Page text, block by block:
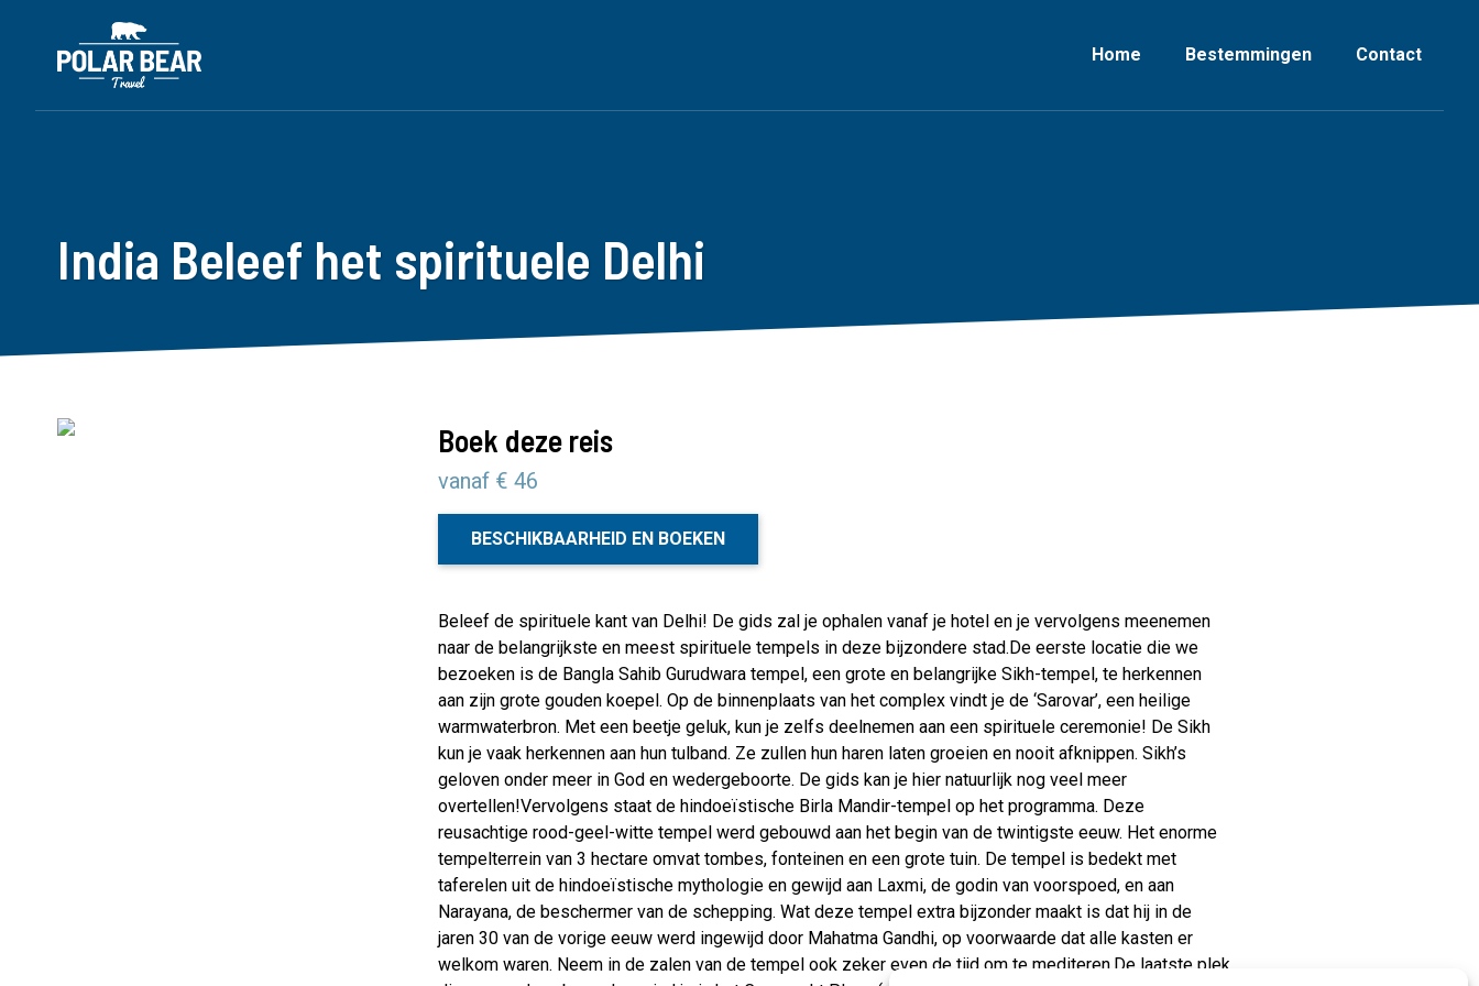
Home Bestemmingen Contact
India Beleef het spirituele Delhi
Boek deze reis
vanaf € 46
BESCHIKBAARHEID EN BOEKEN
Beleef de spirituele kant van Delhi! De gids zal je ophalen vanaf je hotel en je vervolgens meenemen
naar de belangrijkste en meest spirituele tempels in deze bijzondere stad.De eerste locatie die we
bezoeken is de Bangla Sahib Gurudwara tempel, een grote en belangrijke Sikh-tempel, te herkennen
aan zijn grote gouden koepel. Op de binnenplaats van het complex vindt je de ‘Sarovar’, een heilige
warmwaterbron. Met een beetje geluk, kun je zelfs deelnemen aan een spirituele ceremonie! De Sikh
kun je vaak herkennen aan hun tulband. Ze zullen hun haren laten groeien en nooit afknippen. Sikh’s
geloven onder meer in God en wedergeboorte. De gids kan je hier natuurlijk nog veel meer
overtellen!Vervolgens staat de hindoeïstische Birla Mandir-tempel op het programma. Deze
reusachtige rood-geel-witte tempel werd gebouwd aan het begin van de twintigste eeuw. Het enorme
tempelterrein van 3 hectare omvat tombes, fonteinen en een grote tuin. De tempel is bedekt met
taferelen uit de hindoeïstische mythologie en gewijd aan Laxmi, de godin van voorspoed, en aan
Narayana, de beschermer van de schepping. Wat deze tempel extra bijzonder maakt is dat hij in de
jaren 30 van de vorige eeuw werd ingewijd door Mahatma Gandhi, op voorwaarde dat alle kasten er
welkom waren. Neem in de zalen van de tempel ook zeker even de tijd om te mediteren.De laatste plek